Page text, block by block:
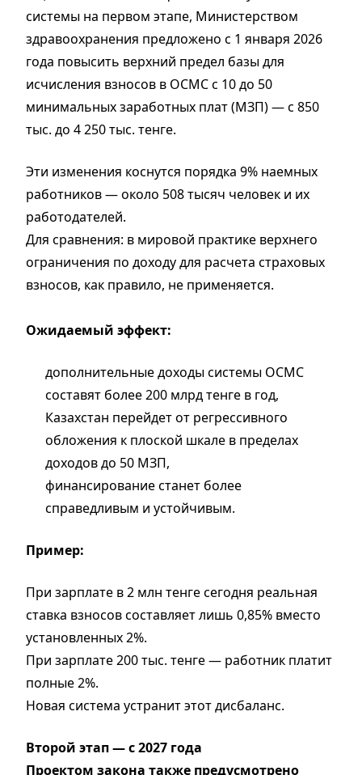
системы на первом этапе, Министерством
здравоохранения предложено с 1 января 2026
года повысить верхний предел базы для
исчисления взносов в ОСМС с 10 до 50
минимальных заработных плат (МЗП) — с 850
тыс. до 4 250 тыс. тенге.
Эти изменения коснутся порядка 9% наемных
работников — около 508 тысяч человек и их
работодателей.
Для сравнения: в мировой практике верхнего
ограничения по доходу для расчета страховых
взносов, как правило, не применяется.
Ожидаемый эффект:
дополнительные доходы системы ОСМС
составят более 200 млрд тенге в год,
Казахстан перейдет от регрессивного
обложения к плоской шкале в пределах
доходов до 50 МЗП,
финансирование станет более
справедливым и устойчивым.
Пример:
При зарплате в 2 млн тенге сегодня реальная
ставка взносов составляет лишь 0,85% вместо
установленных 2%.
При зарплате 200 тыс. тенге — работник платит
полные 2%.
Новая система устранит этот дисбаланс.
Второй этап — с 2027 года
Проектом закона также предусмотрено